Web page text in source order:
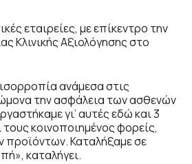
εταιρείες, με επίκεντρο την
Κλινικής Αξιολόγησης στο
ανάμεσα στις
την ασφάλεια των ασθενών
γι’ αυτές εδώ και 3
κοινοποιημένος φορείς,
προϊόντων. Καταλήξαμε σε
καταλήγει.